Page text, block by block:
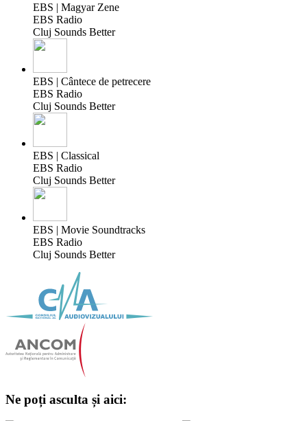
EBS | Magyar Zene
EBS Radio
Cluj Sounds Better
EBS | Cântece de petrecere
EBS Radio
Cluj Sounds Better
EBS | Classical
EBS Radio
Cluj Sounds Better
EBS | Movie Soundtracks
EBS Radio
Cluj Sounds Better
Ne poți asculta și aici: